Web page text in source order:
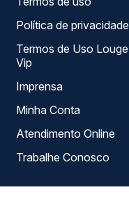
Política de privacidade
Termos de Uso Louge
Vip
Imprensa
Minha Conta
Atendimento Online
Trabalhe Conosco